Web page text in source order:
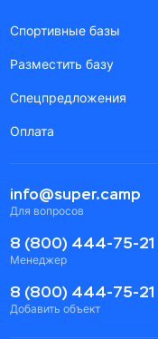
Спортивные базы
Разместить базу
Спецпредложения
Оплата
info@super.camp
Для вопросов
8 (800) 444-75-21
Менеджер
8 (800) 444-75-21
Добавить объект